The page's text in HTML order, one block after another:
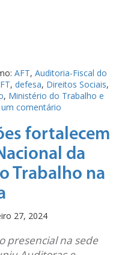
AFT, Auditoria-Fiscal do
, defesa, Direitos Sociais,
, Ministério do Trabalho e
comentário
fortalecem
da
Trabalho na
27, 2024
presencial na sede